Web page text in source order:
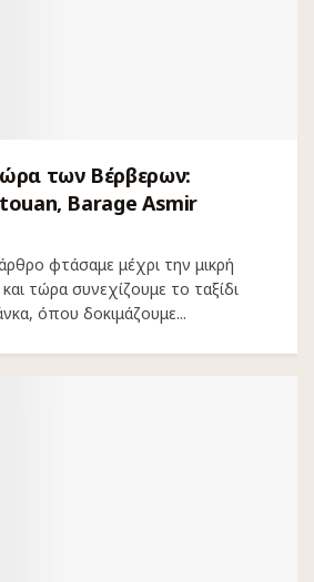
των Βέρβερων:
Barage Asmir
φτάσαμε μέχρι την μικρή
τώρα συνεχίζουμε το ταξίδι
όπου δοκιμάζουμε...